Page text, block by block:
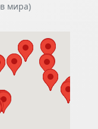
мира)